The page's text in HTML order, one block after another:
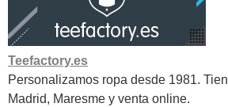
Teefactory.es
Personalizamos ropa desde 1981.
Madrid, Maresme y venta online.